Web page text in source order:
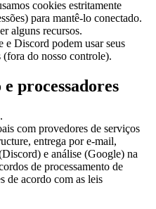
cookies estritamente
para mantê-lo conectado.
alguns recursos.
e Discord podem usar seus
do nosso controle).
processadores
com provedores de serviços
entrega por e-mail,
e análise (Google) na
de processamento de
de acordo com as leis